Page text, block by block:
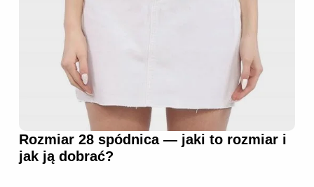
Rozmiar 28 spódnica — jaki to rozmiar i
jak ją dobrać?